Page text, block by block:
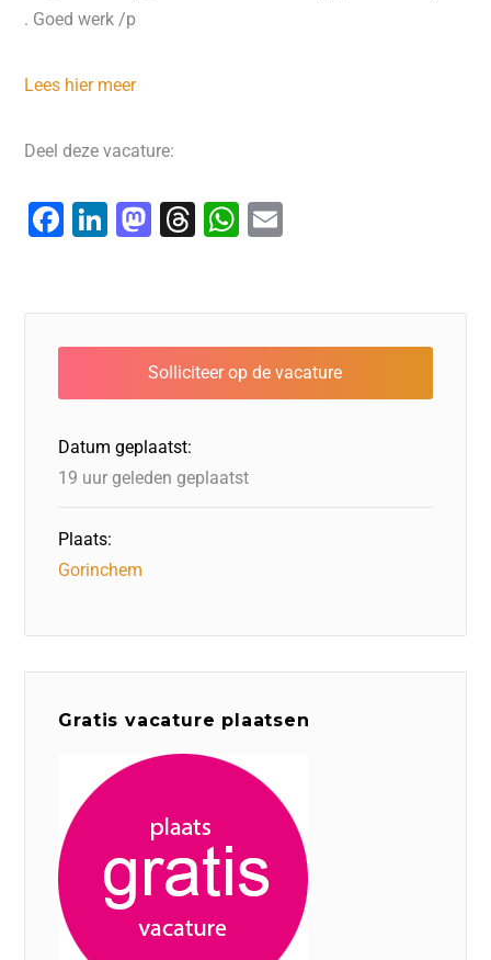
. Goed werk /p
Lees hier meer
Deel deze vacature:
F
e
b
o
o
k
Li
e
dI
n
M
o
d
o
n
T
a
d
s
W
s
A
p
l
Datum geplaatst:
19 uur geleden geplaatst
Plaats:
Gorinchem
Gratis vacature plaatsen